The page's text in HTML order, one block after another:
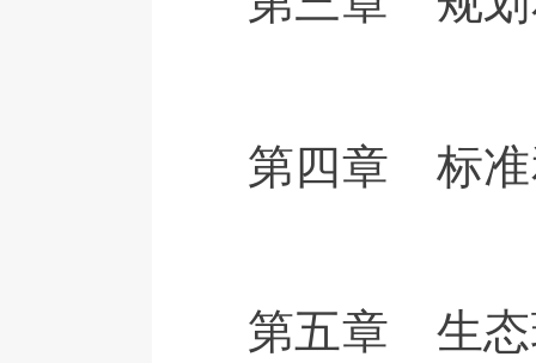
第四章 标准
第五章 生态